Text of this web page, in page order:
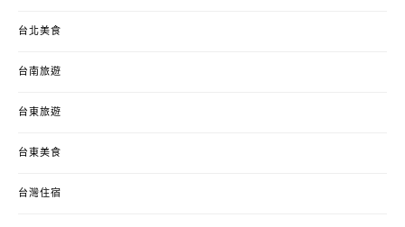
台北美食
台南旅遊
台東旅遊
台東美食
台灣住宿